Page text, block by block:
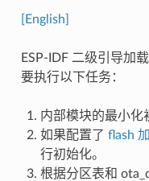
[English]
ESP-IDF 二级引导加
要执行以下任务：
内部模块的最小化
如果配置了 flash
行初始化。
根据分区表和